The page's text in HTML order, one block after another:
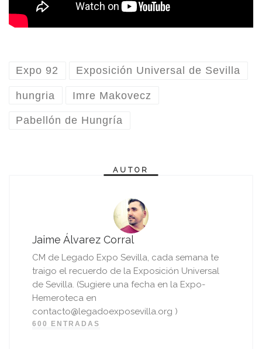
Expo 92 Exposición Universal de Sevilla
hungria Imre Makovecz
Pabellón de Hungría
AUTOR
Jaime Álvarez Corral
CM de Legado Expo Sevilla, cada semana te
traigo el recuerdo de la Exposición Universal
de Sevilla. (Sugiere una fecha en la Expo-
Hemeroteca en
contacto@legadoexposevilla.org )
600 ENTRADAS